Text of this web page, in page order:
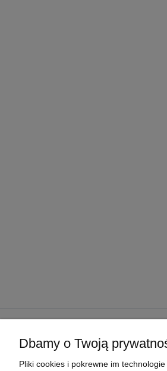
POLITYKA PRYWATNOŚCI
Dbamy o Twoją
Pliki cookies i pokrewne im